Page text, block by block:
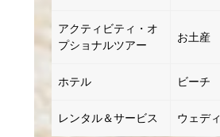
アクティビティ・オ
プショナルツアー
お土産
ホテル ビーチ
レンタル＆サービス ウェデ